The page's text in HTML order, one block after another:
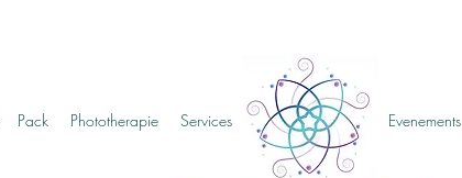
Pack Phototherapie Services creative plenitude Evenements